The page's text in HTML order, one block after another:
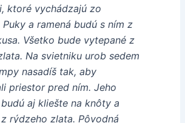
ktoré vychádzajú zo
a ramená budú s ním z
Všetko bude vytepané z
Na svietniku urob sedem
nasadíš tak, aby
priestor pred ním. Jeho
aj kliešte na knôty a
rýdzeho zlata. Pôvodná